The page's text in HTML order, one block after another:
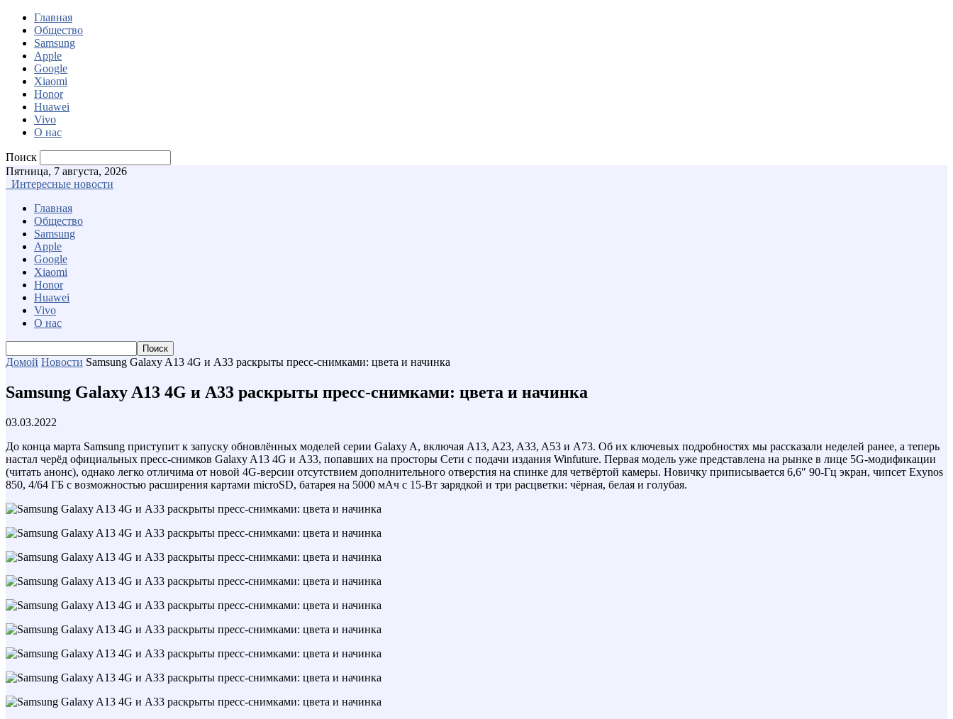
Главная
Общество
Samsung
Apple
Google
Xiaomi
Honor
Huawei
Vivo
О нас
Поиск
Пятница, 7 августа, 2026
Интересные новости
Главная
Общество
Samsung
Apple
Google
Xiaomi
Honor
Huawei
Vivo
О нас
Домой Новости Samsung Galaxy A13 4G и A33 раскрыты пресс-снимками: цвета и начинка
Samsung Galaxy A13 4G и A33 раскрыты пресс-снимками: цвета и начинка
03.03.2022
До конца марта Samsung приступит к запуску обновлённых моделей серии Galaxy A, включая A13, A23, A33, A53 и A73. Об их ключевых подробностях мы рассказали неделей ранее, а теперь
настал черёд официальных пресс-снимков Galaxy A13 4G и A33, попавших на просторы Сети с подачи издания Winfuture. Первая модель уже представлена на рынке в лице 5G-модификации
(читать анонс), однако легко отличима от новой 4G-версии отсутствием дополнительного отверстия на спинке для четвёртой камеры. Новичку приписывается 6,6″ 90-Гц экран, чипсет Exynos
850, 4/64 ГБ с возможностью расширения картами microSD, батарея на 5000 мАч с 15-Вт зарядкой и три расцветки: чёрная, белая и голубая.